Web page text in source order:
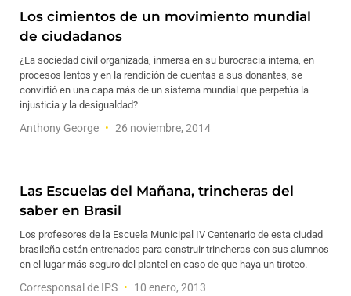
Los cimientos de un movimiento mundial
de ciudadanos
¿La sociedad civil organizada, inmersa en su burocracia interna, en
procesos lentos y en la rendición de cuentas a sus donantes, se
convirtió en una capa más de un sistema mundial que perpetúa la
injusticia y la desigualdad?
Anthony George 26 noviembre, 2014
Las Escuelas del Mañana, trincheras del
saber en Brasil
Los profesores de la Escuela Municipal IV Centenario de esta ciudad
brasileña están entrenados para construir trincheras con sus alumnos
en el lugar más seguro del plantel en caso de que haya un tiroteo.
Corresponsal de IPS 10 enero, 2013